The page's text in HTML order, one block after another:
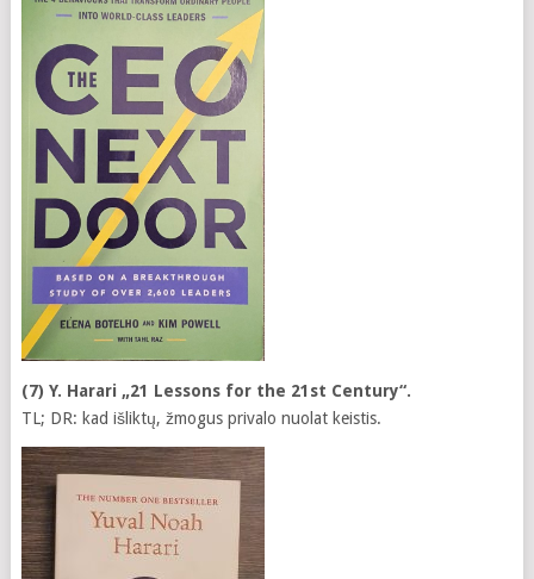
(7) Y. Harari „21 Lessons for the 21st Century“.
TL; DR: kad išliktų, žmogus privalo nuolat keistis.